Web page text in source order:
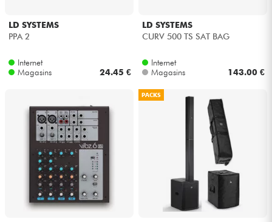
LD SYSTEMS
PPA 2
Internet
Magasins
24.45 €
LD SYSTEMS
CURV 500 TS SAT BAG
Internet
Magasins
143.00 €
PACKS